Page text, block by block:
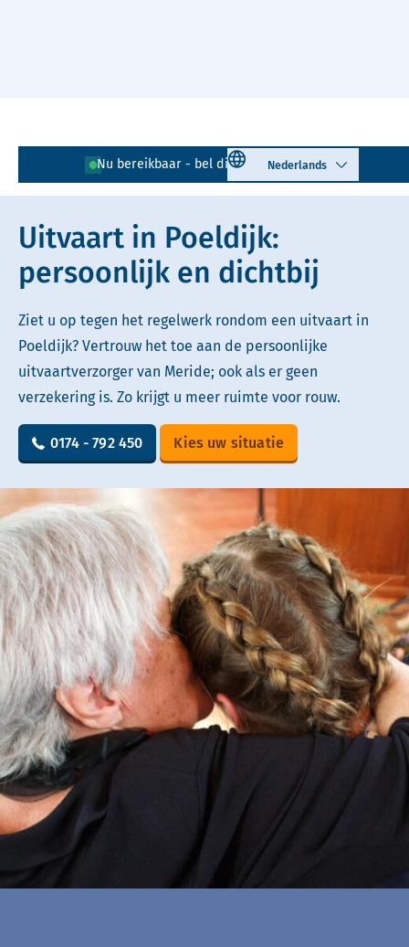
Nu bereikbaar - bel direct! 0174 - 792 450
Select language
Lees voor Uitleg woorden
Simpele tekst
Uitvaart in Poeldijk:
persoonlijk en dichtbij
Ziet u op tegen het regelwerk rondom een uitvaart in
Poeldijk? Vertrouw het toe aan de persoonlijke
uitvaartverzorger van Meride; ook als er geen
verzekering is. Zo krijgt u meer ruimte voor rouw.
0174 - 792 450 Kies uw situatie